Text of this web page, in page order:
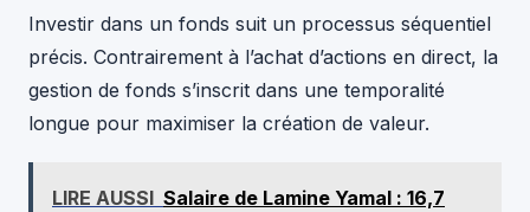
Investir dans un fonds suit un processus séquentiel
précis. Contrairement à l’achat d’actions en direct, la
gestion de fonds s’inscrit dans une temporalité
longue pour maximiser la création de valeur.
LIRE AUSSI Salaire de Lamine Yamal : 16,7